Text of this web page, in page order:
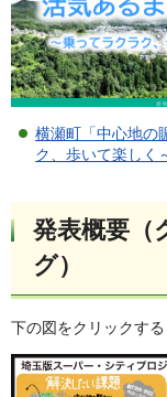
横瀬町「中心地の
ク、歩いて楽しく
発表概要（
グ）
下の図をクリックす